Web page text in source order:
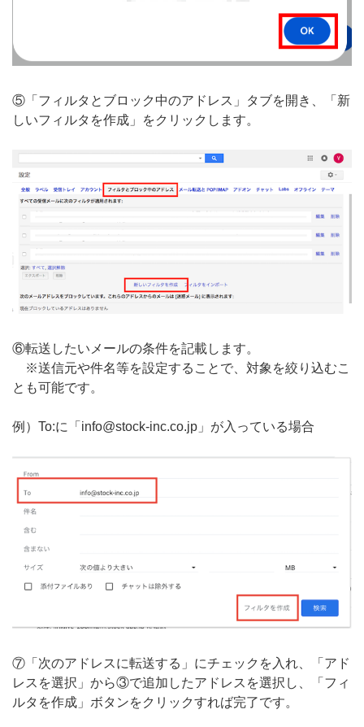
⑤「フィルタとブロック中のアドレス」タブを開き、「新
しいフィルタを作成」をクリックします。
⑥転送したいメールの条件を記載します。
※送信元や件名等を設定することで、対象を絞り込むこ
とも可能です。
例）To:に「info@stock-inc.co.jp」が入っている場合
⑦「次のアドレスに転送する」にチェックを入れ、「アド
レスを選択」から③で追加したアドレスを選択し、「フィ
ルタを作成」ボタンをクリックすれば完了です。